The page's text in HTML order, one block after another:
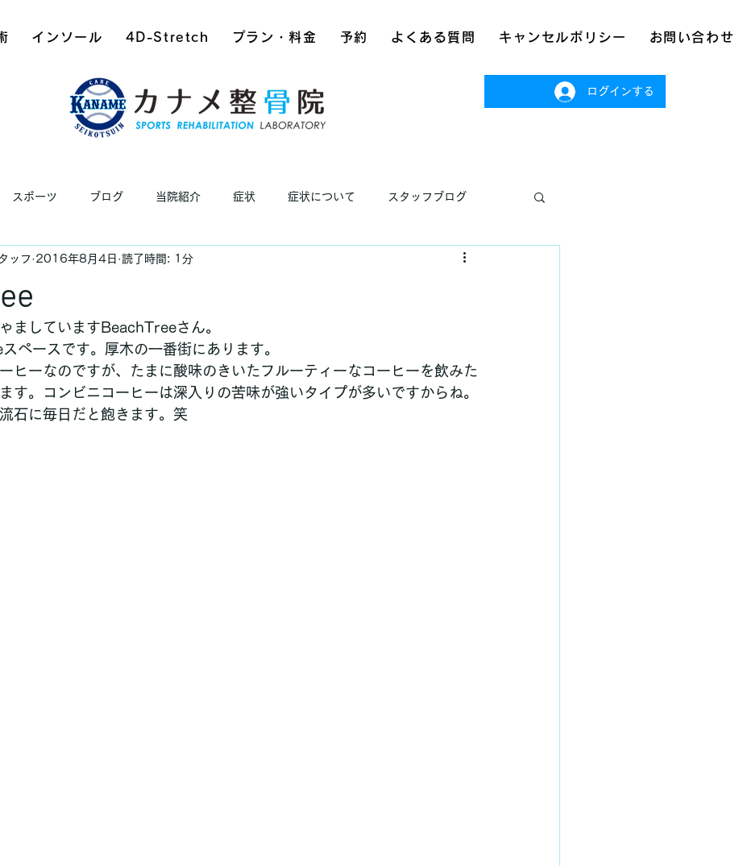
インソール 4D-Stretch プラン・料金 予約 よくある質問 キャンセルポリシー お問い合わせ
ログインする
スポーツ ブログ 当院紹介 症状 症状について スタッフブログ
ッフ 2016年8月4日 読了時間: 1分
ましていますBeachTreeさん。
ペースです。厚木の一番街にあります。
ヒーなのですが、たまに酸味のきいたフルーティーなコーヒーを飲みた
す。コンビニコーヒーは深入りの苦味が強いタイプが多いですからね。
石に毎日だと飽きます。笑